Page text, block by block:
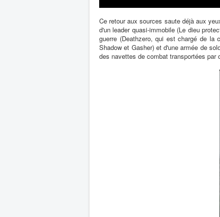
Ce retour aux sources saute déjà aux
d'un leader quasi-immobile (Le dieu
guerre (Deathzero, qui est chargé de la
Shadow et Gasher) et d'une armée de
des navettes de combat transportées